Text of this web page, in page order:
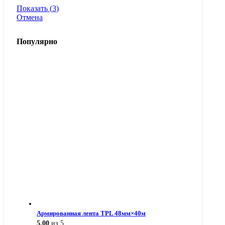
Показать (3)
Отмена
Популярно
Армированная лента TPL 48мм×40м
5.00 из 5